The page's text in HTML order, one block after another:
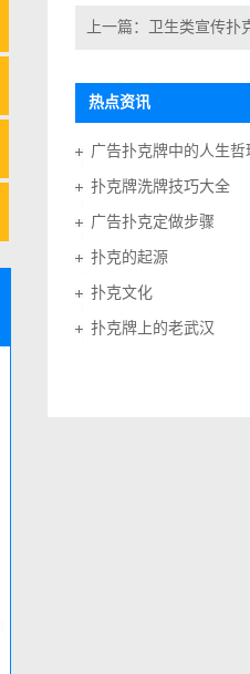
上一篇： 卫生类宣传扑
热点资讯
广告扑克牌中的人生哲
扑克牌洗牌技巧大全
广告扑克定做步骤
扑克的起源
扑克文化
扑克牌上的老武汉